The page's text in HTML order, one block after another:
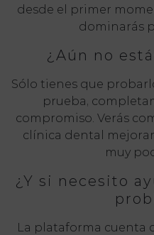
desde el primer
dominarás
¿Aún no
Sólo tienes que
prueba,
compromiso. Verás
clínica dental
muy
¿Y si necesito
La plataforma cuenta